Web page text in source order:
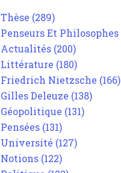
Thèse (289)
Penseurs Et Philosophes
Actualités (200)
Littérature (180)
Friedrich Nietzsche (166)
Gilles Deleuze (138)
Géopolitique (131)
Pensées (131)
Université (127)
Notions (122)